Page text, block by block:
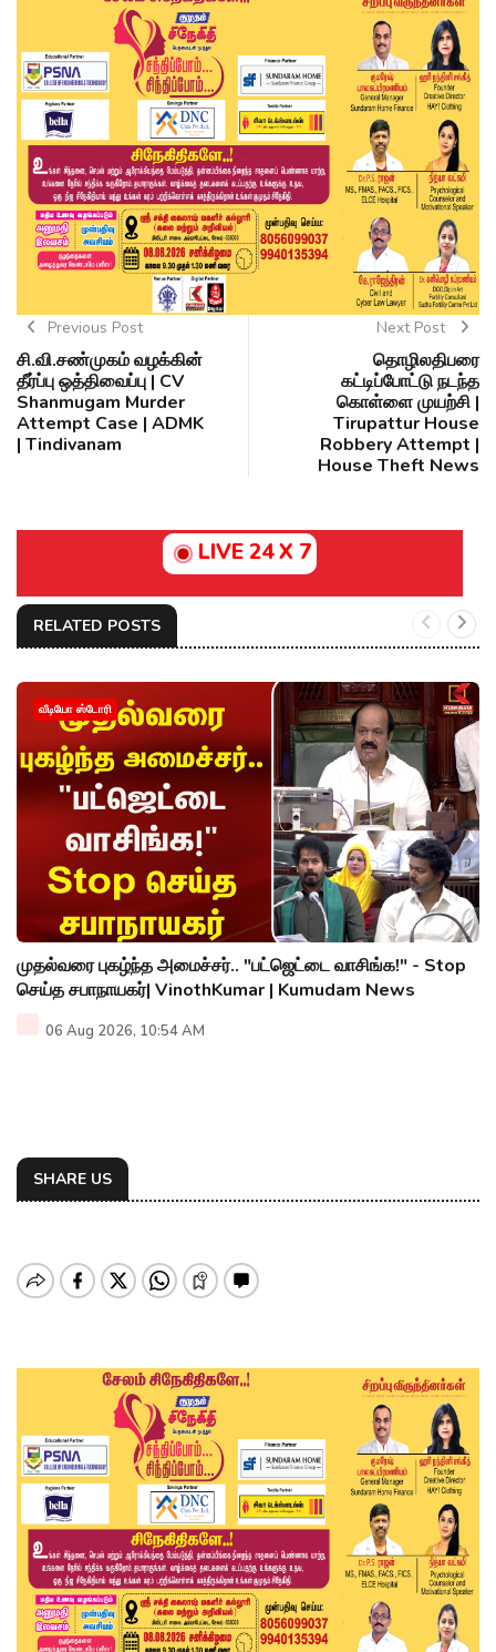
Previous Post
சி.வி.சண்முகம் வழக்கின்
தீர்ப்பு ஒத்திவைப்பு | CV
Shanmugam Murder
Attempt Case | ADMK
| Tindivanam
Next Post
தொழிலதிபரை
கட்டிப்போட்டு நடந்த
கொள்ளை முயற்சி |
Tirupattur House
Robbery Attempt |
House Theft News
LIVE 24 X 7
RELATED POSTS
வீடியோ ஸ்டோரி
முதல்வரை புகழ்ந்த அமைச்சர்.. "பட்ஜெட்டை வாசிங்க!" - Stop
செய்த சபாநாயகர்| VinothKumar | Kumudam News
06 Aug 2026, 10:54 AM
SHARE US